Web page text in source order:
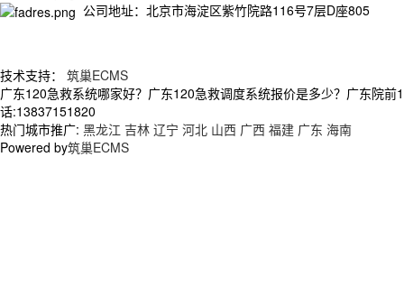
公司地址：北京市海淀区紫竹院路116号7层D座805
技术支持： 筑巢ECMS
广东120急救系统哪家好？广东120急救调度系统报价是多少？广东院
话:13837151820
热门城市推广: 黑龙江 吉林 辽宁 河北 山西 广西 福建 广东 海南
Powered by筑巢ECMS